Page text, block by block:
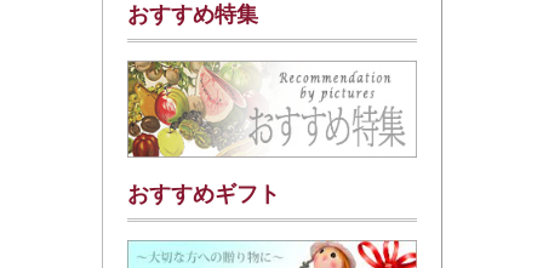
おすすめ特集
おすすめギフト